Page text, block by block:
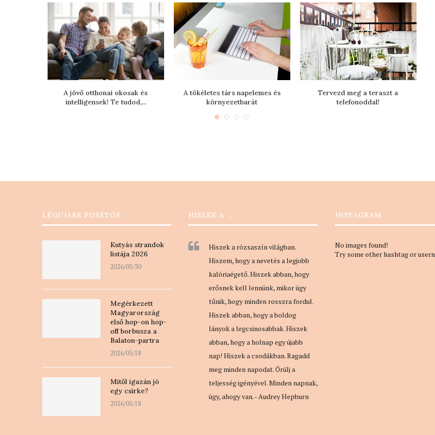
A jövő otthonai okosak és
intelligensek! Te tudod,...
A tökéletes társ napelemes és
környezetbarát
Tervezd meg a teraszt a
telefonoddal!
LEGÚJABB POSZTOK
Kutyás strandok
listája 2026
2026/05/30
Megérkezett
Magyarország
első hop-on hop-
off borbusza a
Balaton-partra
2026/05/18
Mitől igazán jó
egy csirke?
2026/05/18
HISZEK A …
Hiszek a rózsaszín világban.
Hiszem, hogy a nevetés a legjobb
kalóriaégető. Hiszek abban, hogy
erősnek kell lennünk, mikor úgy
tűnik, hogy minden rosszra fordul.
Hiszek abban, hogy a boldog
lányok a legcsinosabbak. Hiszek
abban, hogy a holnap egy újabb
nap! Hiszek a csodákban. Ragadd
meg minden napodat. Örülj a
teljesség igényével. Minden napnak,
úgy, ahogy van. - Audrey Hepburn
INSTAGRAM
No images found!
Try some other hashtag or